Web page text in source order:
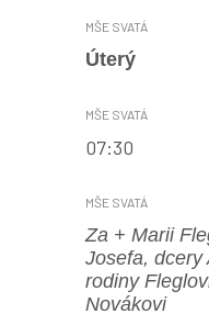
Úterý
Za + Marii
Josefa, dcery
rodiny
Novákovi